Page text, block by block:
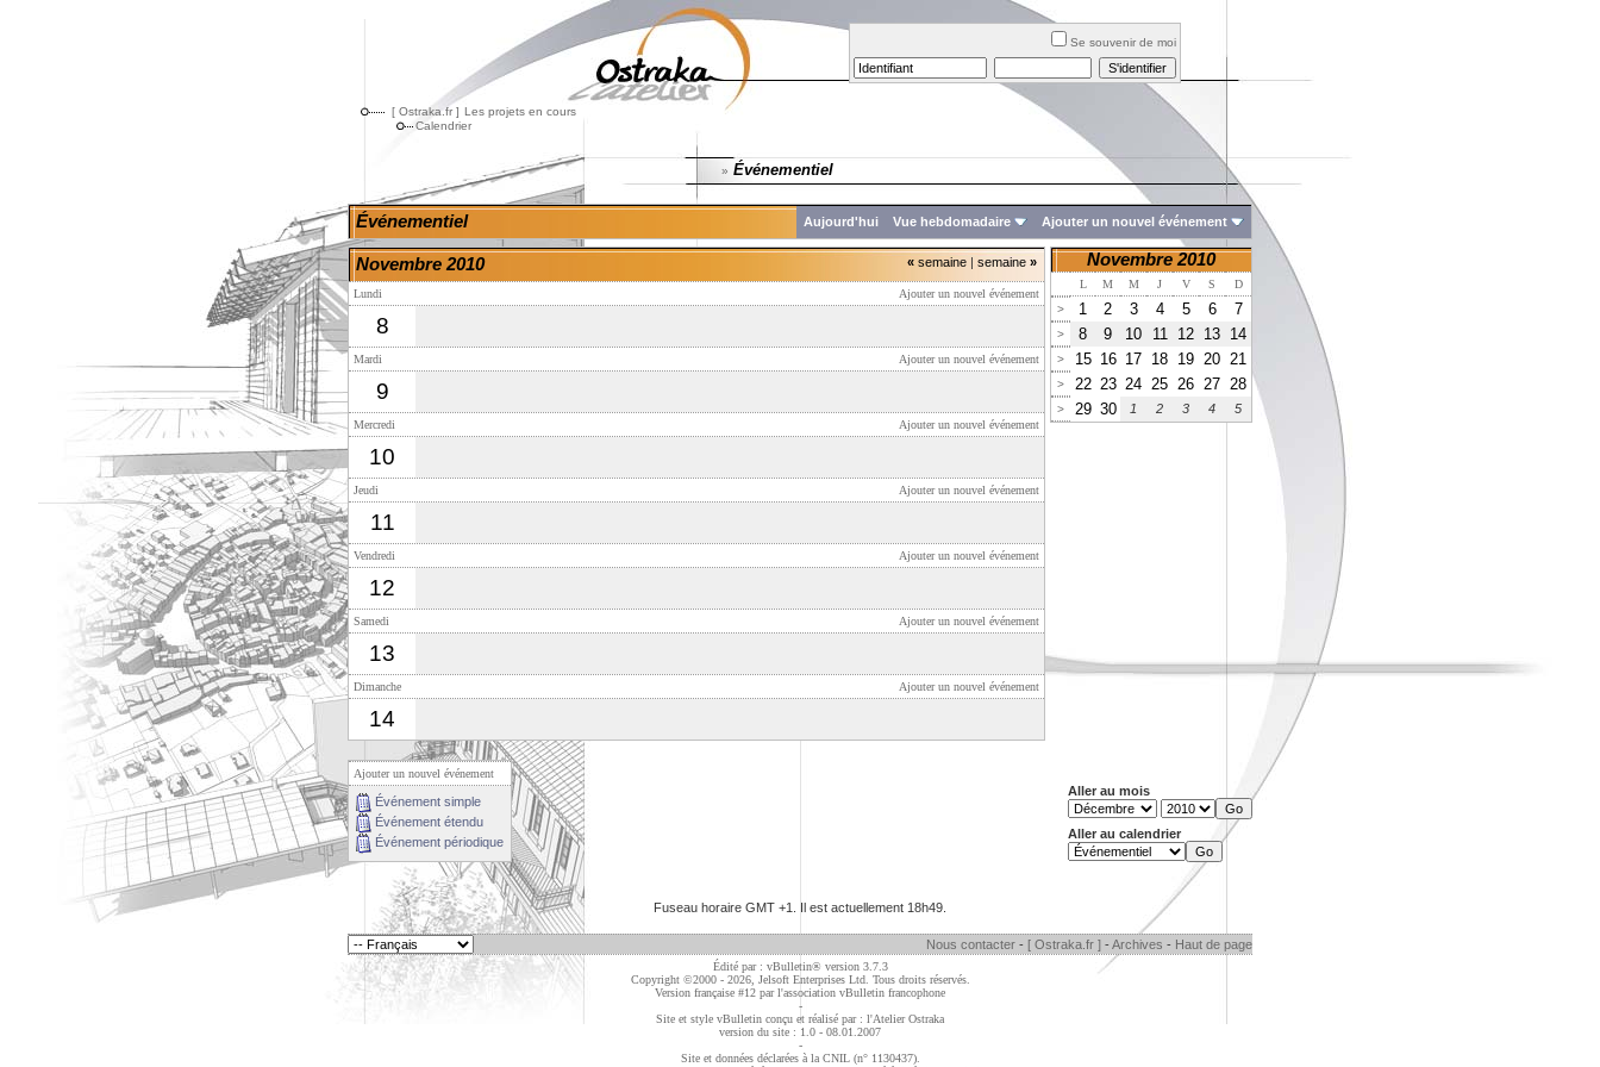
Se souvenir de moi
[ Ostraka.fr ] Les projets en cours
Calendrier
» Événementiel
Événementiel Aujourd'hui Vue hebdomadaire Ajouter un nouvel événement
« semaine | semaine »
Novembre 2010
Ajouter un nouvel événement
Lundi
8
Ajouter un nouvel événement
Mardi
9
Ajouter un nouvel événement
Mercredi
10
Ajouter un nouvel événement
Jeudi
11
Ajouter un nouvel événement
Vendredi
12
Ajouter un nouvel événement
Samedi
13
Ajouter un nouvel événement
Dimanche
14
Novembre 2010
L M M J V S
D
>
1 2 3 4 5 6 7
> 8 9 10 11 12 13 14
> 15 16 17 18 19 20 21
> 22 23 24 25 26 27 28
> 29 30 1 2 3 4 5
Ajouter un nouvel événement
Événement simple
Événement étendu
Événement périodique
Aller au mois
Aller au calendrier
Fuseau horaire GMT +1. Il est actuellement 18h49
Nous contacter - [ Ostraka.fr ] - Archives - Haut de page
Édité par : vBulletin® version 3.7.3
Copyright ©2000 - 2026, Jelsoft Enterprises Ltd. Tous droits réservés.
Version française #12 parl'association vBulletin francophone
-
Site et style vBulletin conçu et réalisé par : l'Atelier Ostraka
version du site : 1.0 - 08.01.2007
-
Site et données déclarées à la CNIL (n° 1130437).